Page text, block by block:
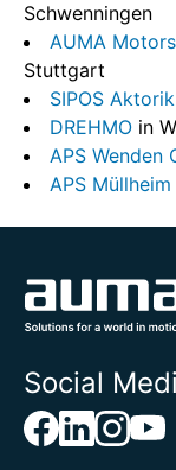
Schwenningen
AUMA
Stuttgart
SIPOS
DREHMO in
APS Wenden
APS
Social